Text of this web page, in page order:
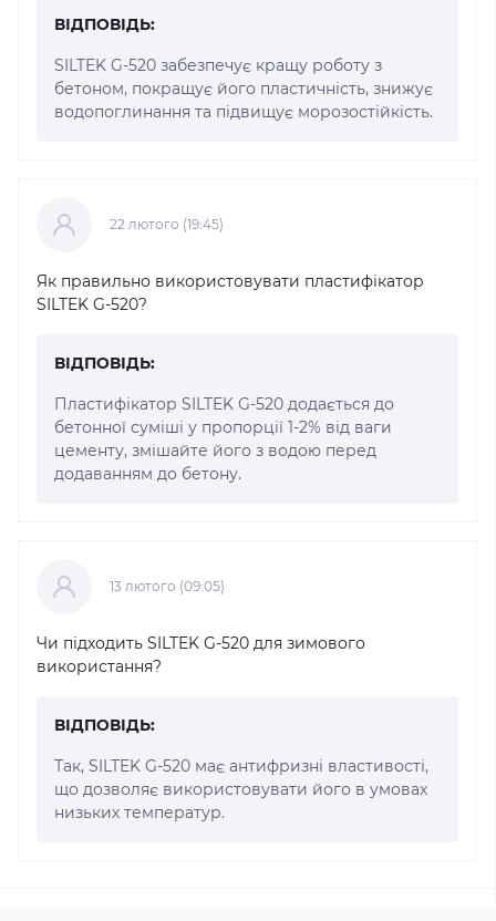
ВІДПОВІДЬ:
SILTEK G-520 забезпечує кращу роботу з
бетоном, покращує його пластичність, знижує
водопоглинання та підвищує морозостійкість.
22 лютого (19:45)
Як правильно використовувати пластифікатор
SILTEK G-520?
ВІДПОВІДЬ:
Пластифікатор SILTEK G-520 додається до
бетонної суміші у пропорції 1-2% від ваги
цементу, змішайте його з водою перед
додаванням до бетону.
13 лютого (09:05)
Чи підходить SILTEK G-520 для зимового
використання?
ВІДПОВІДЬ:
Так, SILTEK G-520 має антифризні властивості,
що дозволяє використовувати його в умовах
низьких температур.